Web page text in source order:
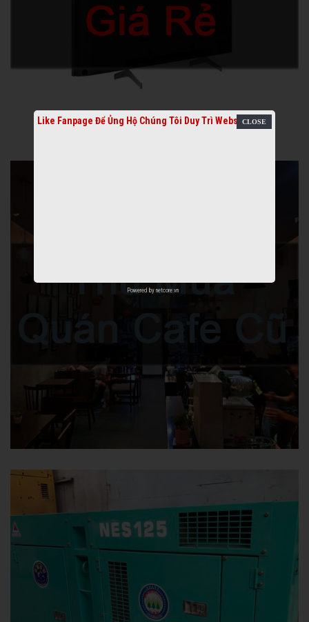
Like Fanpage Để Ủng Hộ Chúng Tôi Duy Trì Website
Powered by netcore.vn